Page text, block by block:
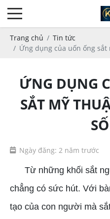
Trang chủ
Tin tức
Ứng dụng của uốn ống
ỨNG DỤNG
SẮT MỸ
Ngày đăng: 2 năm trước
Từ những khối sắt
chẳng có sức hút. Với
tạo của con người mà